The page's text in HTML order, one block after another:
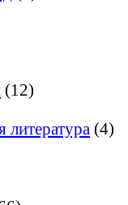
(12)
литература (4)